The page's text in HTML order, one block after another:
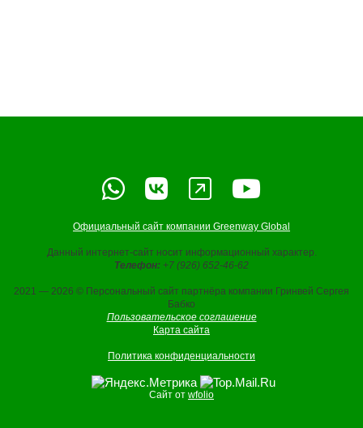
Официальный сайт компании Greenway Global
Данный интернет-сайт носит информационный характер.
Телефон: +7 (926) 652-46-62
2021 — 2026 © Персональный сайт партнёра компании Гринвей Сергея
Бабко
Пользовательское соглашение
Карта сайта
Политика конфиденциальности
Сайт от wfolio